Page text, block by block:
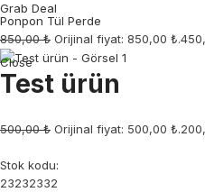
Grab Deal
Close
Ponpon Tül Perde
850,00 ₺ Orijinal fiyat: 850,00 ₺.
Test ürün
500,00 ₺ Orijinal fiyat: 500,00 ₺.
Stok kodu:
23232332